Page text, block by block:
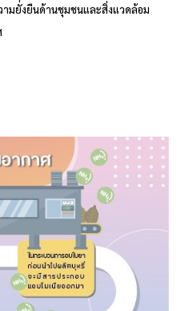
ามยั่งยืนด้านชุมชนและสิ่งแวดล้อม